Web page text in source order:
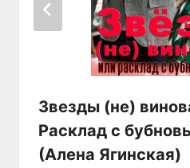
Звезды (не)
Расклад с
(Алена Ягинская)